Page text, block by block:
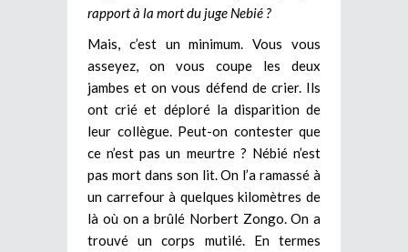
rapport à la mort du juge Nebié ?
Mais, c’est un minimum. Vous vous
asseyez, on vous coupe les deux
jambes et on vous défend de crier. Ils
ont crié et déploré la disparition de
leur collègue. Peut-on contester que
ce n’est pas un meurtre ? Nébié n’est
pas mort dans son lit. On l’a ramassé à
un carrefour à quelques kilomètres de
là où on a brûlé Norbert Zongo. On a
trouvé un corps mutilé. En termes